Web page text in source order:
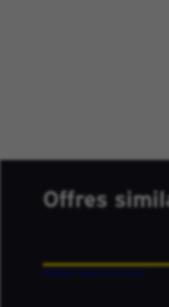
Offres
Afficher toutes nos offres